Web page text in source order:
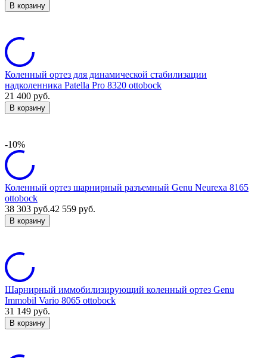
В корзину
Коленный ортез для динамической стабилизации
надколенника Patella Pro 8320 ottobock
21 400 руб.
В корзину
-10%
Коленный ортез шарнирный разъемный Genu Neurexa 8165
ottobock
38 303 руб.42 559 руб.
В корзину
Шарнирный иммобилизирующий коленный ортез Genu
Immobil Vario 8065 ottobock
31 149 руб.
В корзину